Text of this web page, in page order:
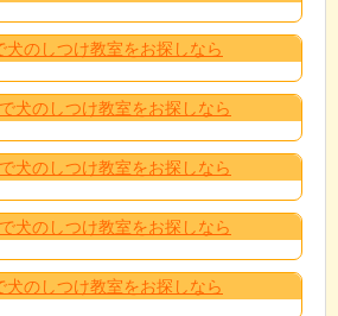
犬のしつけ教室をお探しなら
犬のしつけ教室をお探しなら
犬のしつけ教室をお探しなら
犬のしつけ教室をお探しなら
犬のしつけ教室をお探しなら